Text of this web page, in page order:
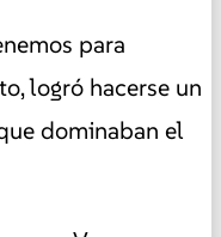
para
logró hacerse un
dominaban el